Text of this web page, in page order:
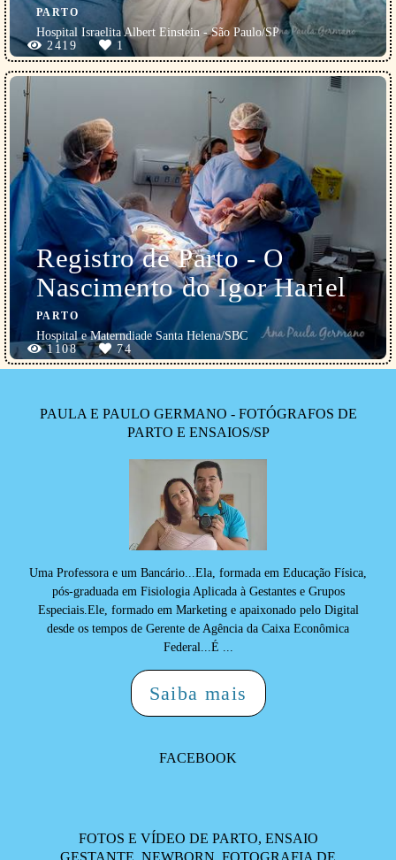
PARTO
Hospital Israelita Albert Einstein - São Paulo/SP
2419
1
Registro de Parto - O
Nascimento do Igor Hariel
PARTO
Hospital e Materndiade Santa Helena/SBC
1108
74
PAULA E PAULO GERMANO - FOTÓGRAFOS DE
PARTO E ENSAIOS/SP
Uma Professora e um Bancário...Ela, formada em Educação Física,
pós-graduada em Fisiologia Aplicada à Gestantes e Grupos
Especiais.Ele, formado em Marketing e apaixonado pelo Digital
desde os tempos de Gerente de Agência da Caixa Econômica
Federal...É ...
Saiba mais
FACEBOOK
FOTOS E VÍDEO DE PARTO, ENSAIO